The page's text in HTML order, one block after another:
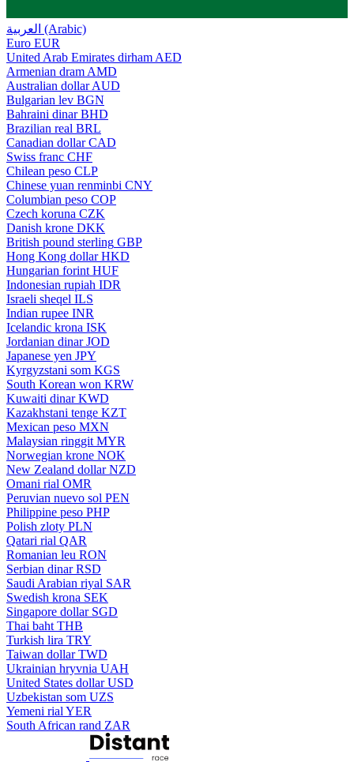
العربية (Arabic)
Euro EUR
United Arab Emirates dirham AED
Armenian dram AMD
Australian dollar AUD
Bulgarian lev BGN
Bahraini dinar BHD
Brazilian real BRL
Canadian dollar CAD
Swiss franc CHF
Chilean peso CLP
Chinese yuan renminbi CNY
Columbian peso COP
Czech koruna CZK
Danish krone DKK
British pound sterling GBP
Hong Kong dollar HKD
Hungarian forint HUF
Indonesian rupiah IDR
Israeli sheqel ILS
Indian rupee INR
Icelandic krona ISK
Jordanian dinar JOD
Japanese yen JPY
Kyrgyzstani som KGS
South Korean won KRW
Kuwaiti dinar KWD
Kazakhstani tenge KZT
Mexican peso MXN
Malaysian ringgit MYR
Norwegian krone NOK
New Zealand dollar NZD
Omani rial OMR
Peruvian nuevo sol PEN
Philippine peso PHP
Polish zloty PLN
Qatari rial QAR
Romanian leu RON
Serbian dinar RSD
Saudi Arabian riyal SAR
Swedish krona SEK
Singapore dollar SGD
Thai baht THB
Turkish lira TRY
Taiwan dollar TWD
Ukrainian hryvnia UAH
United States dollar USD
Uzbekistan som UZS
Yemeni rial YER
South African rand ZAR